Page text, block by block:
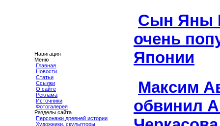
Навигация
Меню
Главная
Новости
Статьи
Ссылки
О сайте
Реклама
Источники
Фотогалерея
Разделы сайта
Персонажи древней истории
Художники, скульпторы
Сын Яны
очень
Японии
Максим
обвинил